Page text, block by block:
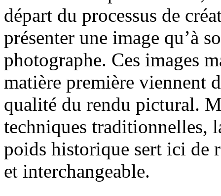
départ du processus de
présenter une image qu’à
photographe. Ces images
matière première viennent
qualité du rendu pictural.
techniques traditionnelles,
poids historique sert ici de
et interchangeable.